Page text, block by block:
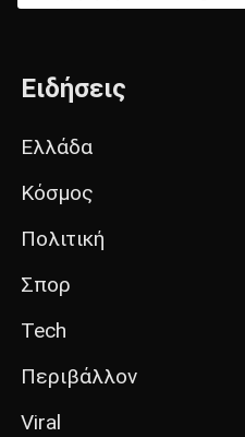
Ειδήσεις
Ελλάδα
Κόσμος
Πολιτική
Σπορ
Tech
Περιβάλλον
Viral